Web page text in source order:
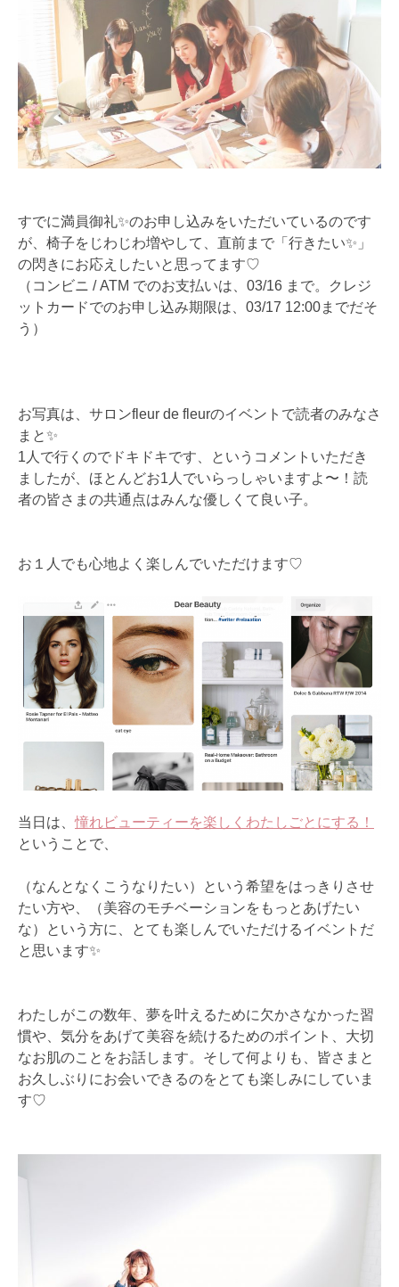
すでに満員御礼✨のお申し込みをいただいているのです
が、椅子をじわじわ増やして、直前まで「行きたい✨」
の閃きにお応えしたいと思ってます♡
（コンビニ / ATM でのお支払いは、03/16 まで。クレジ
ットカードでのお申し込み期限は、03/17 12:00までだそ
う）
お写真は、サロンfleur de fleurのイベントで読者のみなさ
まと✨
1人で行くのでドキドキです、というコメントいただき
ましたが、ほとんどお1人でいらっしゃいますよ〜！読
者の皆さまの共通点はみんな優しくて良い子。
お１人でも心地よく楽しんでいただけます♡
当日は、憧れビューティーを楽しくわたしごとにする！
ということで、
（なんとなくこうなりたい）という希望をはっきりさせ
たい方や、（美容のモチベーションをもっとあげたい
な）という方に、とても楽しんでいただけるイベントだ
と思います✨
わたしがこの数年、夢を叶えるために欠かさなかった習
慣や、気分をあげて美容を続けるためのポイント、大切
なお肌のことをお話します。そして何よりも、皆さまと
お久しぶりにお会いできるのをとても楽しみにしていま
す♡